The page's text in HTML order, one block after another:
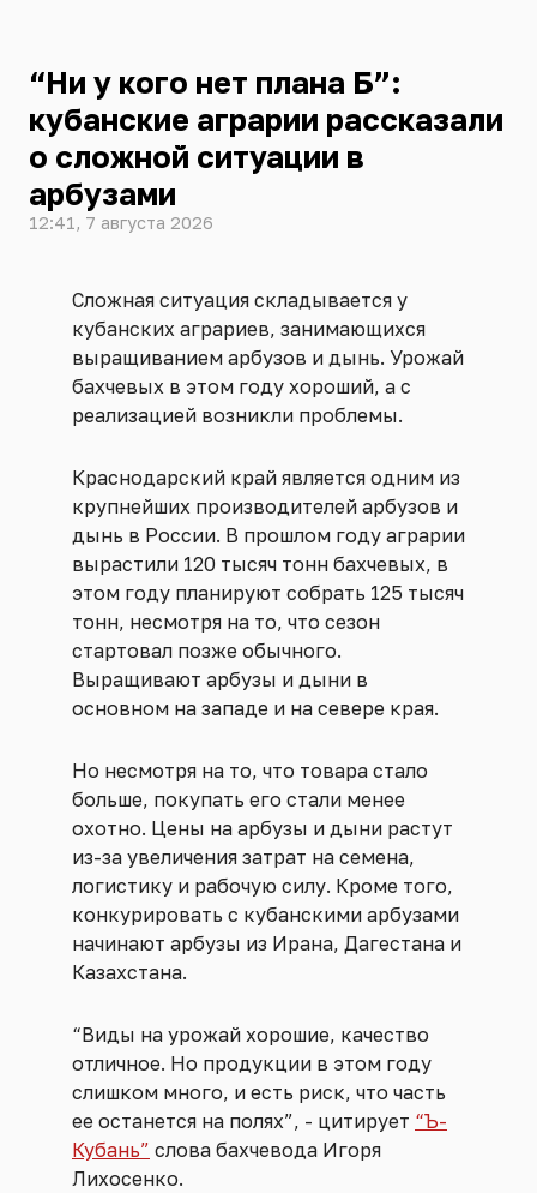
“Ни у кого нет плана Б”:
кубанские аграрии рассказали
о сложной ситуации в
арбузами
12:41, 7 августа 2026
Сложная ситуация складывается у
кубанских аграриев, занимающихся
выращиванием арбузов и дынь. Урожай
бахчевых в этом году хороший, а с
реализацией возникли проблемы.
Краснодарский край является одним из
крупнейших производителей арбузов и
дынь в России. В прошлом году аграрии
вырастили 120 тысяч тонн бахчевых, в
этом году планируют собрать 125 тысяч
тонн, несмотря на то, что сезон
стартовал позже обычного.
Выращивают арбузы и дыни в
основном на западе и на севере края.
Но несмотря на то, что товара стало
больше, покупать его стали менее
охотно. Цены на арбузы и дыни растут
из-за увеличения затрат на семена,
логистику и рабочую силу. Кроме того,
конкурировать с кубанскими арбузами
начинают арбузы из Ирана, Дагестана и
Казахстана.
“Виды на урожай хорошие, качество
отличное. Но продукции в этом году
слишком много, и есть риск, что часть
ее останется на полях”, - цитирует “Ъ-
Кубань” слова бахчевода Игоря
Лихосенко.